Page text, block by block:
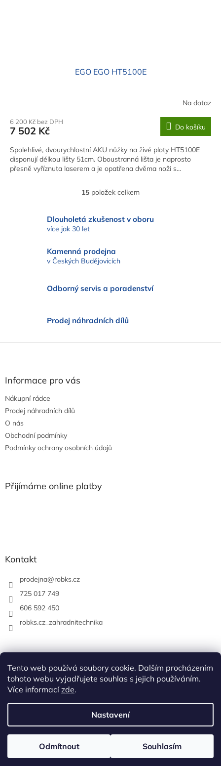
Tento web používá soubory cookie. Dalším procházením
tohoto webu vyjadřujete souhlas s jejich používáním.
Více informacízde.
Nastavení
Odmítnout Souhlasím
Možnost osobního odběru. Navštivte naši prodejnu v Českých
EGO EGO HT5100E
Na dotaz
6 200 Kč bez DPH
7 502 Kč Do košíku
Spolehlivé, dvourychlostní AKU nůžky na živé ploty HT5100E
disponují délkou lišty 51cm. Oboustranná lišta je naprosto
přesně vyříznuta laserem a je opatřena dvěma noži s...
O
l
á
c
í
v
v
i
15 položek celkem
Dlouholetá zkušenost v oboru
více jak 30 let
Kamenná prodejna
v Českých Budějovicích
Odborný servis a poradenství
Prodej náhradních dílů
Z
Informace pro vás
Nákupní rádce
Prodej náhradních dílů
O nás
Obchodní podmínky
Podmínky ochrany osobních údajů
Přijímáme online platby
Kontakt
prodejna@robks.cz
725 017 749
606 592 450
robks.cz_zahradnitechnika
Vytvořil Shoptet
Copyright 2026ROB k.s. . Všechna práva vyhrazena.